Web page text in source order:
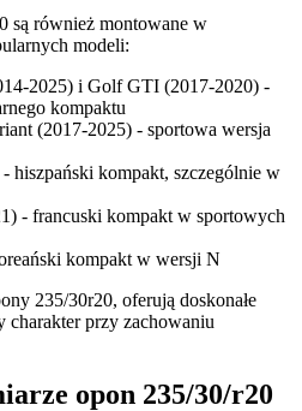
są również montowane w
modeli:
2025) i Golf GTI (2017-2020) -
kompaktu
(2017-2025) - sportowa wersja
hiszpański kompakt, szczególnie w
- francuski kompakt w sportowych
kompakt w wersji N
235/30r20, oferują doskonałe
charakter przy zachowaniu
opon 235/30/r20